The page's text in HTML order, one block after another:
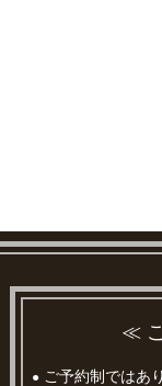
≪
● ご予約制ではあ